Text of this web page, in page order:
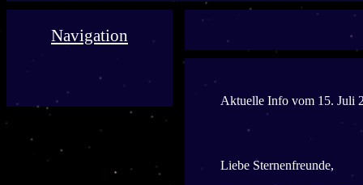
Navigation
Aktuelle Info vom 15. Juli
Liebe Sternenfreunde,